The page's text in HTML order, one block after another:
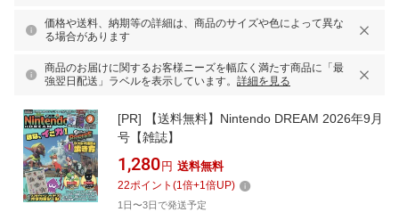
価格や送料、納期等の詳細は、商品のサイズや色によって異な
る場合があります
商品のお届けに関するお客様ニーズを幅広く満たす商品に「最
強翌日配送」ラベルを表示しています。 詳細を見る
[PR]
【送料無料】Nintendo DREAM 2026年9月
号【雑誌】
1,280 円 送料無料
22ポイント (1倍+1倍UP)
1日〜3日で発送予定